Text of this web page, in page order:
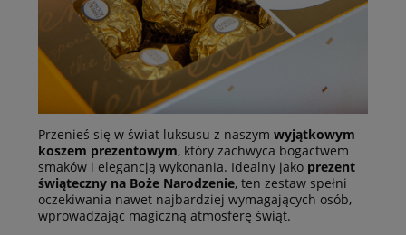
Przenieś się w świat luksusu z naszym wyjątkowym
koszem prezentowym, który zachwyca bogactwem
smaków i elegancją wykonania. Idealny jako prezent
świąteczny na Boże Narodzenie, ten zestaw spełni
oczekiwania nawet najbardziej wymagających osób,
wprowadzając magiczną atmosferę świąt.